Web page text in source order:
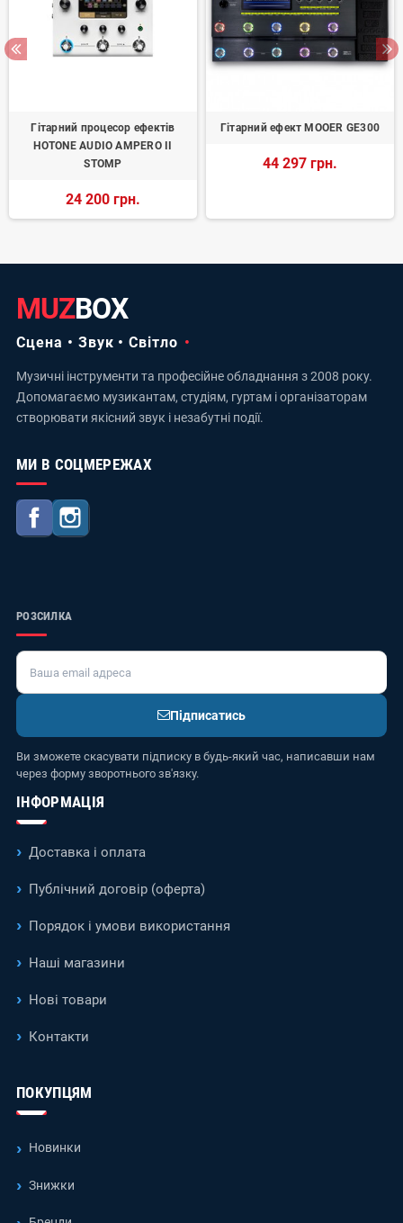
Гітарний процесор ефектів
HOTONE AUDIO AMPERO II
STOMP
24 200 грн.
Гітарний ефект MOOER GE300
44 297 грн.
MUZBOX
Сцена • Звук • Світло
Музичні інструменти та професійне обладнання з 2008 року.
Допомагаємо музикантам, студіям, гуртам і організаторам
створювати якісний звук і незабутні події.
МИ В СОЦМЕРЕЖАХ
Facebook
РОЗСИЛКА
Підписатись
Ви зможете скасувати підписку в будь-який час, написавши нам
через форму зворотнього зв'язку.
ІНФОРМАЦІЯ
Доставка і оплата
Публічний договір (оферта)
Порядок і умови використання
Наші магазини
Нові товари
Контакти
ПОКУПЦЯМ
Новинки
Знижки